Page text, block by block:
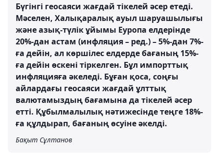
Бүгінгі геосаяси жағдай тікелей әсер етеді.
Мәселен, Халықаралық ауыл шаруашылығы
және азық-түлік ұйымы Еуропа елдерінде
20%-дан астам (инфляция – ред.) – 5%-дан 7%-
ға дейін, ал көршілес елдерде бағаның 15%-
ға дейін өскені тіркелген. Бұл импорттық
инфляцияға әкеледі. Бұған қоса, соңғы
айлардағы геосаяси жағдай ұлттық
валютамыздың бағамына да тікелей әсер
етті. Құбылмалылық нәтижесінде теңге 18%-
ға құлдырап, бағаның өсуіне әкелді.
Бақыт Сұлтанов